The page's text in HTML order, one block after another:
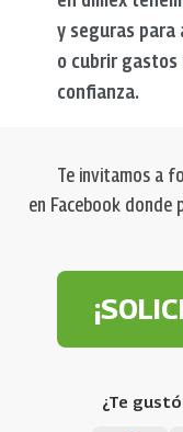
y seguras
o cubrir
confianza.
Te invitamos a
en Facebook
¿Te